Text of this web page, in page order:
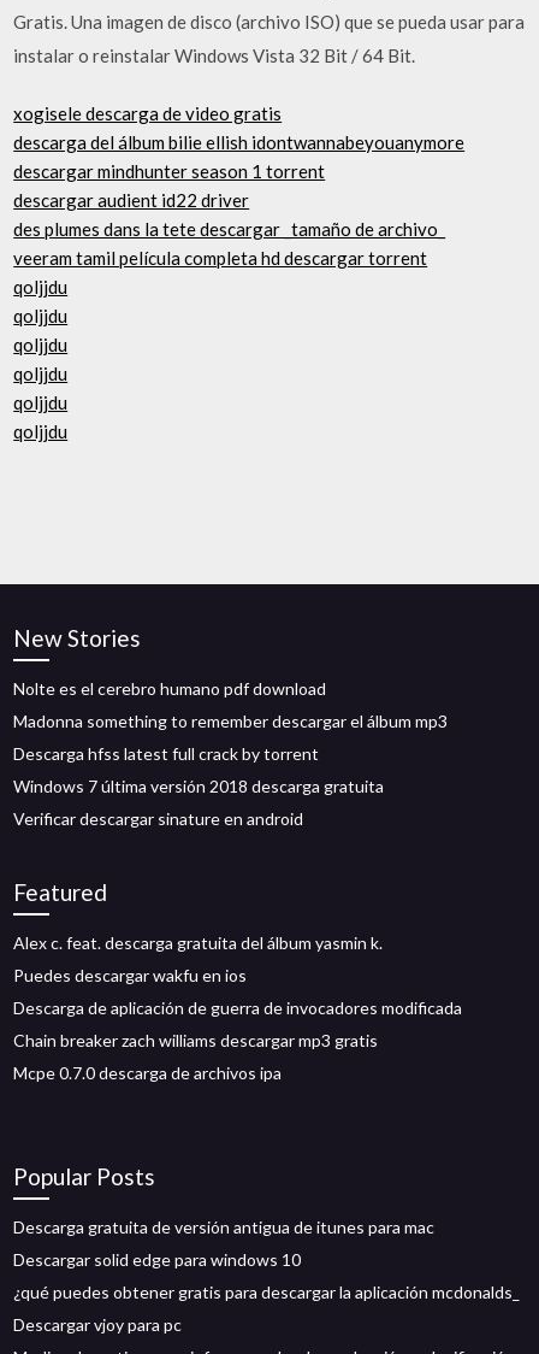
Gratis. Una imagen de disco (archivo ISO) que se pueda usar para
instalar o reinstalar Windows Vista 32 Bit / 64 Bit.
xogisele descarga de video gratis
descarga del álbum bilie ellish idontwannabeyouanymore
descargar mindhunter season 1 torrent
descargar audient id22 driver
des plumes dans la tete descargar _tamaño de archivo_
veeram tamil película completa hd descargar torrent
qoljjdu
qoljjdu
qoljjdu
qoljjdu
qoljjdu
qoljjdu
New Stories
Nolte es el cerebro humano pdf download
Madonna something to remember descargar el álbum mp3
Descarga hfss latest full crack by torrent
Windows 7 última versión 2018 descarga gratuita
Verificar descargar sinature en android
Featured
Alex c. feat. descarga gratuita del álbum yasmin k.
Puedes descargar wakfu en ios
Descarga de aplicación de guerra de invocadores modificada
Chain breaker zach williams descargar mp3 gratis
Mcpe 0.7.0 descarga de archivos ipa
Popular Posts
Descarga gratuita de versión antigua de itunes para mac
Descargar solid edge para windows 10
¿qué puedes obtener gratis para descargar la aplicación mcdonalds_
Descargar vjoy para pc